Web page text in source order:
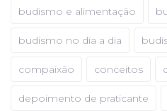
budismo e alimentação
budismo no dia a dia
compaixão conceitos
depoimento de praticante